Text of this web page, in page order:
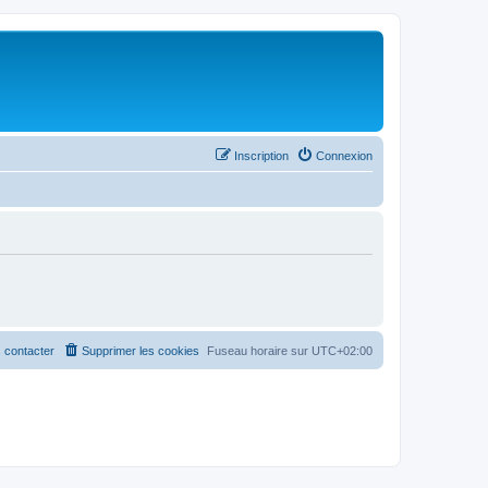
Connexion
Inscription
Fuseau horaire sur UTC+02:00
Supprimer les cookies
contacter